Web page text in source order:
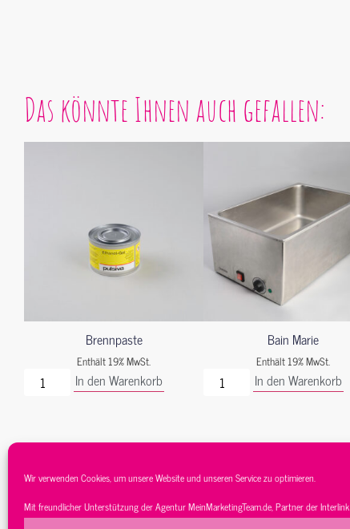
Wir verwenden Cookies, um unsere Website und unseren Service zu optimieren.
Mit freundlicher Unterstützung der AgenturMeinMarketingTeam.de, Partner derInterlink
Das könnte Ihnen auch gefallen:
Brennpaste
Enthält 19% MwSt.
In den Warenkorb
Bain Marie
Enthält 19% MwSt.
In den Warenkorb